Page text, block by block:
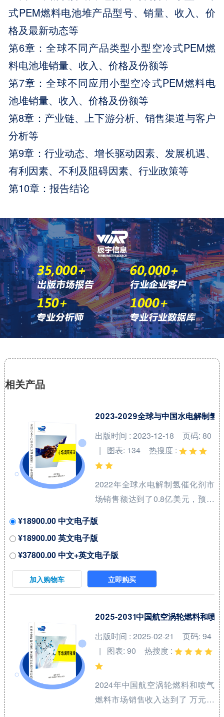
式PEM燃料电池堆产品型号、销量、收入、价
格及最新动态等
第6章：全球不同产品类型小型空冷式PEM燃
料电池堆销量、收入、价格及份额等
第7章：全球不同应用小型空冷式PEM燃料电
池堆销量、收入、价格及份额等
第8章：产业链、上下游分析、销售渠道与客户
分析等
第9章：行业动态、增长驱动因素、发展机遇、
有利因素、不利及阻碍因素、行业政策等
第10章：报告结论
相关产品
2023-2029全球与中国水电解制氢
出版时间 : 2023-12-18
页码: 80
| 图表: 134
热搜度 :
2022年全球水电解制氢催化剂市
场销售额达到了0.8亿美元，预计
增长率（CAGR）为
47.5%（2023-2029）。地区层面
来看，中国市场在过去几年变化
较快，2022年市场规模为 百万美
元，约占全球的 %，预计2029年
将达到 %。 全球水电解制氢催化
Production from Water
Electrolysis）核心厂商包括田中
贵金属集团和庄信万丰等，前两
大厂商占有全球大约7...
¥18900.00 中文电子版
¥18900.00 英文电子版
¥37800.00 中文+英文电子版
加入购物车 立即购买
2025-2031中国航空涡轮燃料和喷
出版时间 : 2025-02-21
页码: 94
| 图表: 90
热搜度 :
2024年中国航空涡轮燃料和喷气
燃料市场销售收入达到了 万元，